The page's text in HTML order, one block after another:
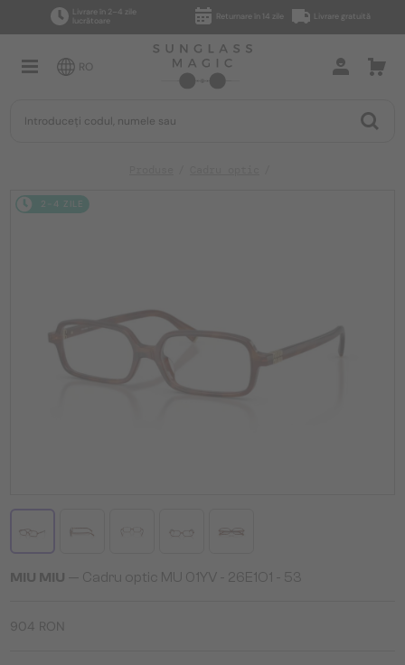
Livrare în 2–4 zile
lucrătoare
Returnare în 14 zile Livrare gratuită
RO
2-4 ZILE
MIU MIU — Cadru optic MU 01YV - 26E1O1 - 53
904 RON